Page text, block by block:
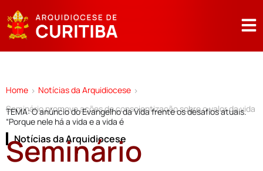
Home > Notícias da Arquidiocese >
Seminário promove ações de conscientização sobre o valor da vida
TEMA: O anúncio do Evangelho da Vida frente os desafios atuais.
“Porque nele há a vida e a vida é
Notícias da Arquidiocese
Seminário